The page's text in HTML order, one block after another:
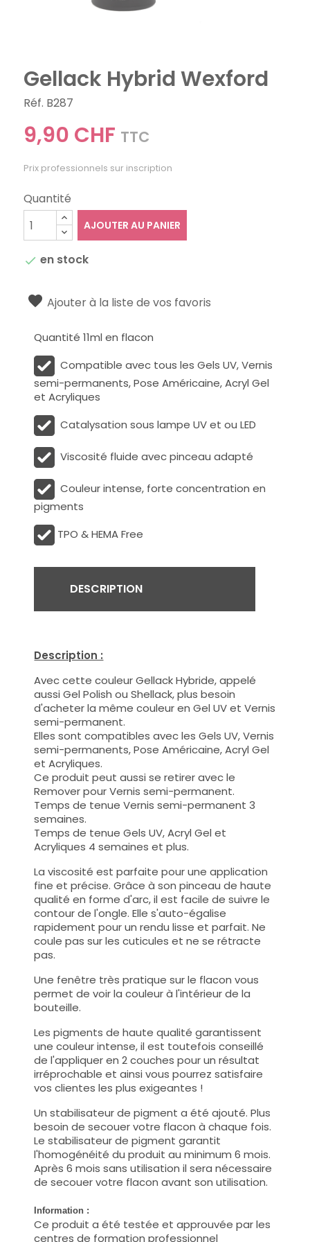
Gellack Hybrid Wexford
Réf. B287
9,90 CHF TTC
Prix professionnels sur inscription
Quantité
AJOUTER AU PANIER
 en stock
Ajouter à la liste de vos favoris
Quantité 11ml en flacon
Compatible avec tous les Gels UV, Vernis
semi-permanents, Pose Américaine, Acryl Gel
et Acryliques
Catalysation sous lampe UV et ou LED
Viscosité fluide avec pinceau adapté
Couleur intense, forte concentration en
pigments
TPO & HEMA Free
DESCRIPTION
Description :
Avec cette couleur Gellack Hybride, appelé
aussi Gel Polish ou Shellack, plus besoin
d'acheter la même couleur en Gel UV et Vernis
semi-permanent.
Elles sont compatibles avec les Gels UV, Vernis
semi-permanents, Pose Américaine, Acryl Gel
et Acryliques.
Ce produit peut aussi se retirer avec le
Remover pour Vernis semi-permanent.
Temps de tenue Vernis semi-permanent 3
semaines.
Temps de tenue Gels UV, Acryl Gel et
Acryliques 4 semaines et plus.
La viscosité est parfaite pour une application
fine et précise. Grâce à son pinceau de haute
qualité en forme d'arc, il est facile de suivre le
contour de l'ongle. Elle s'auto-égalise
rapidement pour un rendu lisse et parfait. Ne
coule pas sur les cuticules et ne se rétracte
pas.
Une fenêtre très pratique sur le flacon vous
permet de voir la couleur à l'intérieur de la
bouteille.
Les pigments de haute qualité garantissent
une couleur intense, il est toutefois conseillé
de l'appliquer en 2 couches pour un résultat
irréprochable et ainsi vous pourrez satisfaire
vos clientes les plus exigeantes !
Un stabilisateur de pigment a été ajouté. Plus
besoin de secouer votre flacon à chaque fois.
Le stabilisateur de pigment garantit
l'homogénéité du produit au minimum 6 mois.
Après 6 mois sans utilisation il sera nécessaire
de secouer votre flacon avant son utilisation.
Information :
Ce produit a été testée et approuvée par les
centres de formation professionnel